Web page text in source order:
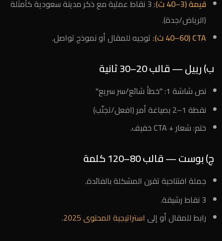
قيمة (3–40 ث):
3 نقاط عملية مع ذكر مدينة سعودية كأمثلة
(الرياض/جدة).
CTA (40–60 ث):
توجيه للمقال أو نموذج تواصل.
ب) رييل — قالب 20–30 ثانية
نص شاشة 1: "خطأ شائع/سر سريع"
نقطة 1–2 بصياغة أمر (افعل/تجنّب)
ختم: شعار + CTA خفيف.
ج) بوست — قالب 80–120 كلمة
جملة افتتاحية تقرن المشكلة بالفائدة.
3 نقاط رشيقة.
رابط للمقال أو إلى استراتيجية المحتوى 2025 .